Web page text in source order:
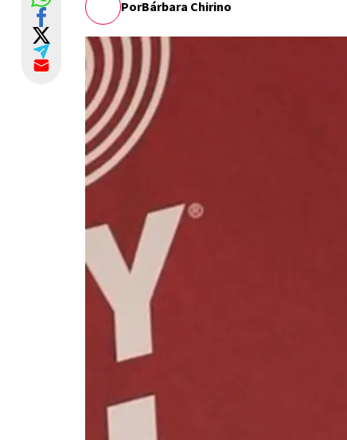
PorBárbara Chirino